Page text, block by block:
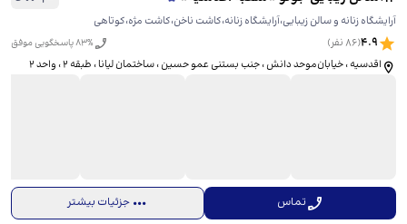
آرایشگاه زنانه و سالن زیبایی،آرایشگاه زنانه،کاشت ناخن،کاشت مژه،کوتاهی
4.9
(
86نفر) 83% پاسخگویی موفق
اقدسیه ، خیابان‌موحد دانش ، جنب بستنی عمو حسین ، ساختمان لیانا ، طبقه 2 ، واحد 2
تماس جزئیات بیشتر